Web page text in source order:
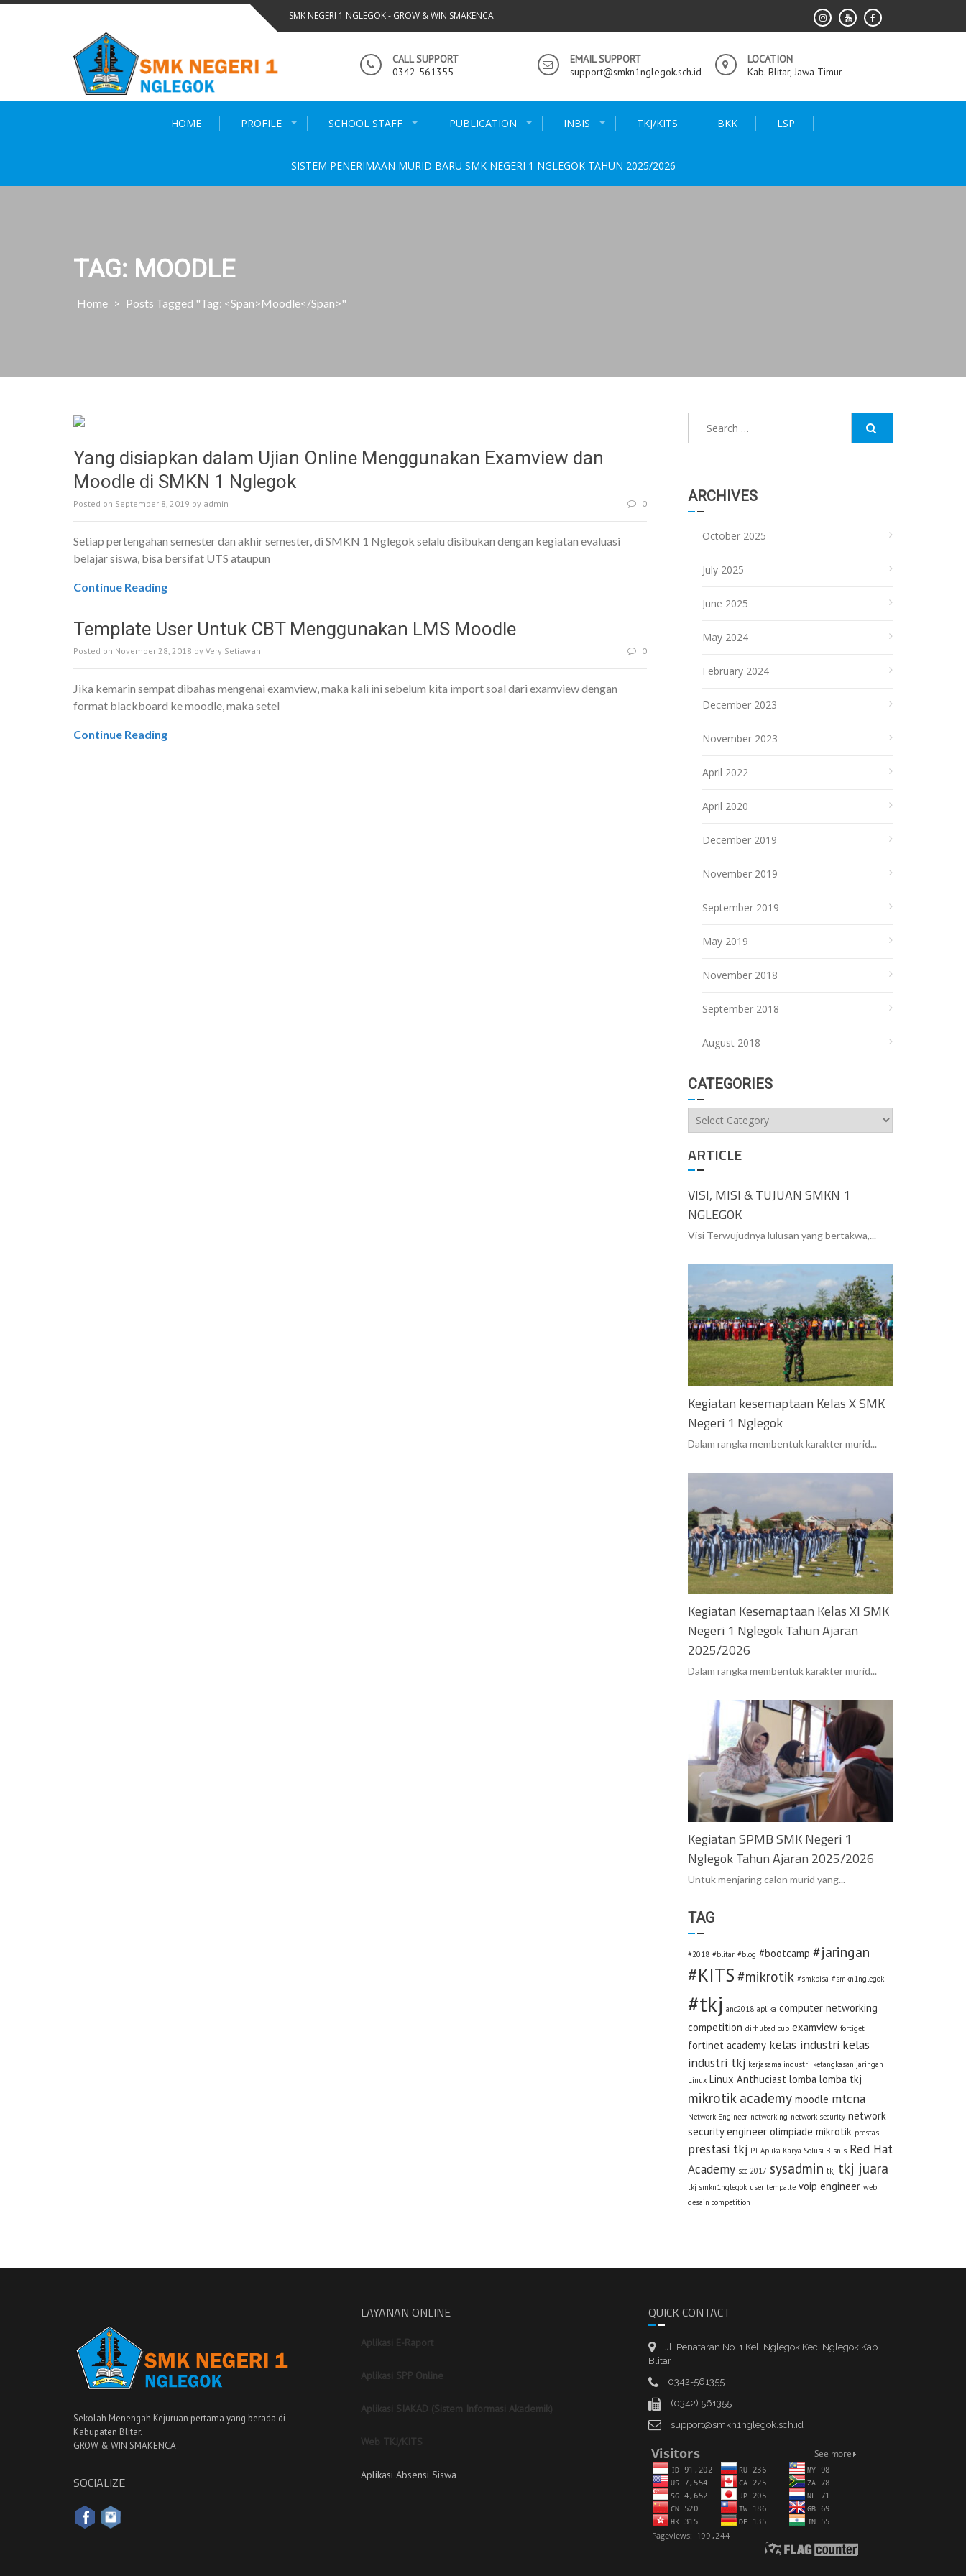
Skip
SMK NEGERI 1 NGLEGOK - GROW & WIN SMAKENCA
CALL SUPPORT
0342-561355
EMAIL SUPPORT
support@smkn1nglegok.sch.id
LOCATION
Kab. Blitar, Jawa Timur
HOME PROFILE SCHOOL STAFF PUBLICATION INBIS TKJ/KITS BKK LSP
SISTEM PENERIMAAN MURID BARU SMK NEGERI 1 NGLEGOK TAHUN 2025/2026
TAG: MOODLE
Home > Posts Tagged "Tag: <span>moodle</span>"
Yang disiapkan dalam Ujian Online Menggunakan Examview dan
Moodle di SMKN 1 Nglegok
Posted on September 8, 2019 by admin 0
Setiap pertengahan semester dan akhir semester, di SMKN 1 Nglegok selalu disibukan dengan kegiatan evaluasi
belajar siswa, bisa bersifat UTS ataupun
Continue Reading
Template User Untuk CBT Menggunakan LMS Moodle
Posted on November 28, 2018 by Very Setiawan 0
Jika kemarin sempat dibahas mengenai examview, maka kali ini sebelum kita import soal dari examview dengan
format blackboard ke moodle, maka setel
Continue Reading
ARCHIVES
October 2025
July 2025
June 2025
May 2024
February 2024
December 2023
November 2023
April 2022
April 2020
December 2019
November 2019
September 2019
May 2019
November 2018
September 2018
August 2018
CATEGORIES
Categories
ARTICLE
VISI, MISI & TUJUAN SMKN 1
NGLEGOK
Visi Terwujudnya lulusan yang bertakwa,...
Kegiatan kesemaptaan Kelas X SMK
Negeri 1 Nglegok
Dalam rangka membentuk karakter murid...
Kegiatan Kesemaptaan Kelas XI SMK
Negeri 1 Nglegok Tahun Ajaran
2025/2026
Dalam rangka membentuk karakter murid...
Kegiatan SPMB SMK Negeri 1
Nglegok Tahun Ajaran 2025/2026
Untuk menjaring calon murid yang...
TAG
#2018 #blitar #blog #bootcamp #jaringan
#KITS #mikrotik #smkbisa #smkn1nglegok
#tkj anc2018 aplika computer networking
competition dirhubad cup examview fortiget
fortinet academy kelas industri kelas
industri tkj kerjasama industri ketangkasan jaringan
Linux Linux Anthuciast lomba lomba tkj
mikrotik academy moodle mtcna
Network Engineer networking network security network
security engineer olimpiade mikrotik prestasi
prestasi tkj PT Aplika Karya Solusi Bisnis Red Hat
Academy scc 2017 sysadmin tkj tkj juara
tkj smkn1nglegok user tempalte voip engineer web
desain competition
Sekolah Menengah Kejuruan pertama yang berada di
Kabupaten Blitar.
GROW & WIN SMAKENCA
SOCIALIZE
LAYANAN ONLINE
Aplikasi E-Raport
Aplikasi SPP Online
Aplikasi SIAKAD (Sistem Informasi Akademik)
Web TKJ/KITS
Aplikasi Absensi Siswa
QUICK CONTACT
Jl. Penataran No. 1 Kel. Nglegok Kec. Nglegok Kab.
Blitar
0342-561355
(0342) 561355
support@smkn1nglegok.sch.id